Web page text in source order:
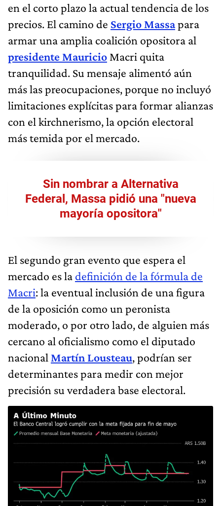
en el corto plazo la actual tendencia de los
precios. El camino de Sergio Massapara
armar una amplia coalición opositora al
presidente Mauricio Macri quita
tranquilidad. Su mensaje alimentó aún
más las preocupaciones, porque no incluyó
limitaciones explícitas para formar alianzas
con el kirchnerismo, la opción electoral
más temida por el mercado.
Sin nombrar a Alternativa
Federal, Massa pidió una "nueva
mayoría opositora"
El segundo gran evento que espera el
mercado es la definición de la fórmula de
Macri: la eventual inclusión de una figura
de la oposición como un peronista
moderado, o por otro lado, de alguien más
cercano al oficialismo como el diputado
nacional Martín Lousteau, podrían ser
determinantes para medir con mejor
precisión su verdadera base electoral.